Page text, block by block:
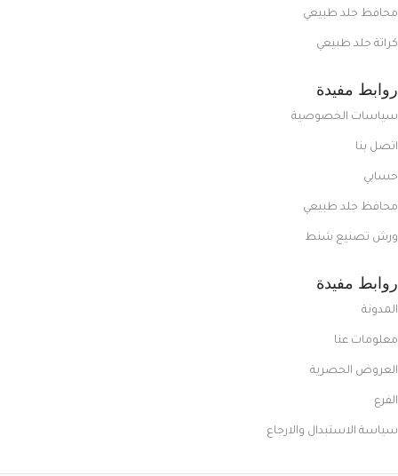
محافظ جلد طبيعي
كراتة جلد طبيعي
روابط مفيدة
سياسات الخصوصية
اتصل بنا
حسابي
محافظ جلد طبيعي
ورش تصنيع شنط
روابط مفيدة
المدونة
معلومات عنا
العروض الحصرية
الفرع
سياسة الاستبدال والارجاع